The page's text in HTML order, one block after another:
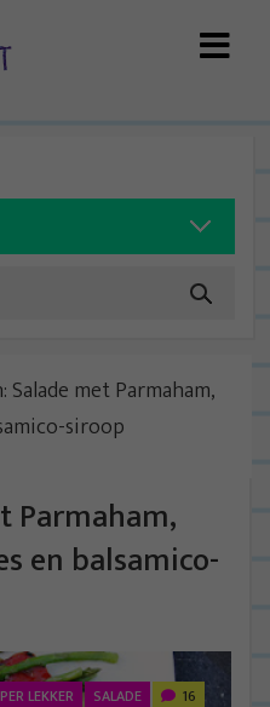
Salade met Parmaham,
siroop
Parmaham,
en balsamico-
LEKKER SALADE 16